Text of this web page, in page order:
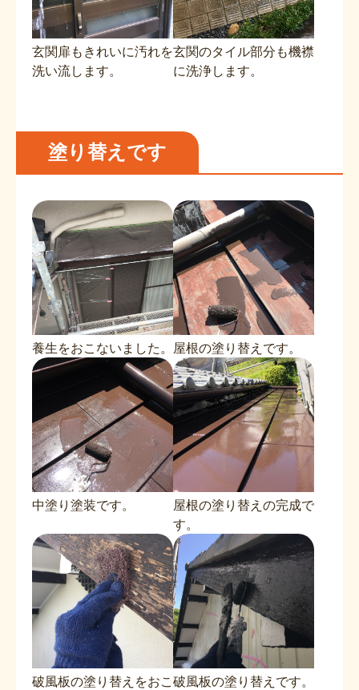
玄関扉もきれいに汚れを
洗い流します。
玄関のタイル部分も機襟
に洗浄します。
塗り替えです
養生をおこないました。 屋根の塗り替えです。
中塗り塗装です。
屋根の塗り替えの完成で
す。
破風板の塗り替えをおこ破風板の塗り替えです。